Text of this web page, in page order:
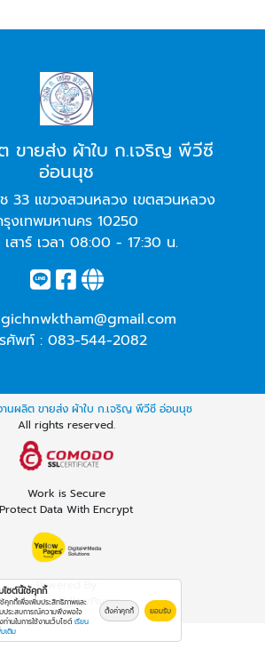
ขายส่ง ผ้าใบ ก.เจริญ พีวีซี
อ่อนนุช
33 แขวงสวนหลวง เขตสวนหลวง
งเทพมหานคร 10250
สาร์ เวลา 08:00 - 17:30 น.
gichnwktham@gmail.com
ศัพท์ : 083-544-2082
านผลิต ขายส่ง ผ้าใบ ก.เจริญ พีวีซี อ่อนนุช
All rights reserved.
Work is Secure
Protect Data With Encrypt
Powered By
Thailand YellowPages
ไซต์นี้ใช้คุกกี้
ช้คุกกี้เพื่อเพิ่มประสิทธิภาพและ
ประสบการณ์ความพึงพอใจ
านในการใช้งานเว็บไซต์ เรียน
เติม
ตั้งค่าคุกกี้ ยอมรับ